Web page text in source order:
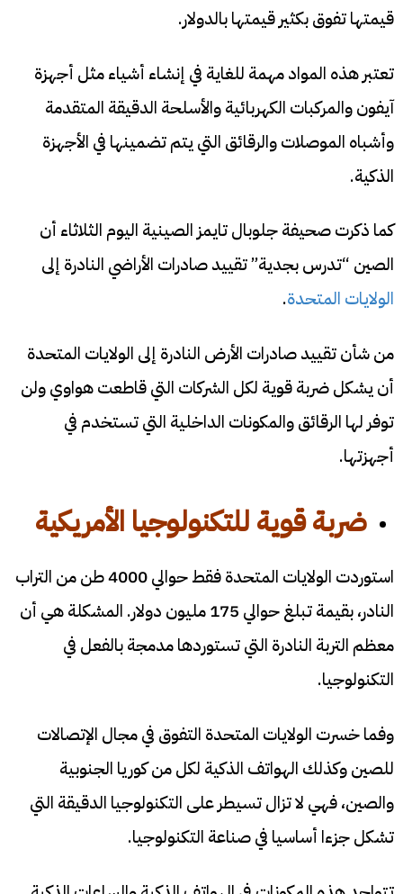
قيمتها تفوق بكثير قيمتها بالدولار.
تعتبر هذه المواد مهمة للغاية في إنشاء أشياء مثل أجهزة
آيفون والمركبات الكهربائية والأسلحة الدقيقة المتقدمة
وأشباه الموصلات والرقائق التي يتم تضمينها في الأجهزة
الذكية.
كما ذكرت صحيفة جلوبال تايمز الصينية اليوم الثلاثاء أن
الصين “تدرس بجدية” تقييد صادرات الأراضي النادرة إلى
الولايات المتحدة.
من شأن تقييد صادرات الأرض النادرة إلى الولايات المتحدة
أن يشكل ضربة قوية لكل الشركات التي قاطعت هواوي ولن
توفر لها الرقائق والمكونات الداخلية التي تستخدم في
أجهزتها.
ضربة قوية للتكنولوجيا الأمريكية
استوردت الولايات المتحدة فقط حوالي 4000 طن من التراب
النادر، بقيمة تبلغ حوالي 175 مليون دولار. المشكلة هي أن
معظم التربة النادرة التي تستوردها مدمجة بالفعل في
التكنولوجيا.
وفما خسرت الولايات المتحدة التفوق في مجال الإتصالات
للصين وكذلك الهواتف الذكية لكل من كوريا الجنوبية
والصين، فهي لا تزال تسيطر على التكنولوجيا الدقيقة التي
تشكل جزءا أساسيا في صناعة التكنولوجيا.